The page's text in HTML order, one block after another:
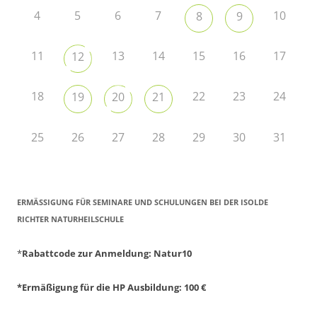
4 5 6 7 8 9 10
11 12 13 14 15 16 17
18 19 20 21 22 23 24
25 26 27 28 29 30 31
ERMÄSSIGUNG FÜR SEMINARE UND SCHULUNGEN BEI DER ISOLDE R
ICHTER NATURHEILSCHULE
*Rabattcode zur Anmeldung: Natur10
*Ermäßigung für die HP Ausbildung: 100 €